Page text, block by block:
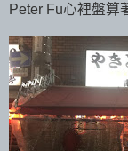
Peter Fu心裡盤算